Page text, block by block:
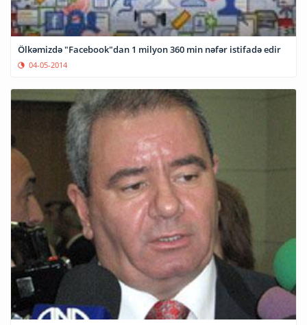
Ölkəmizdə "Facebook"dan 1 milyon 360 min nəfər istifadə edir
04-05-2014